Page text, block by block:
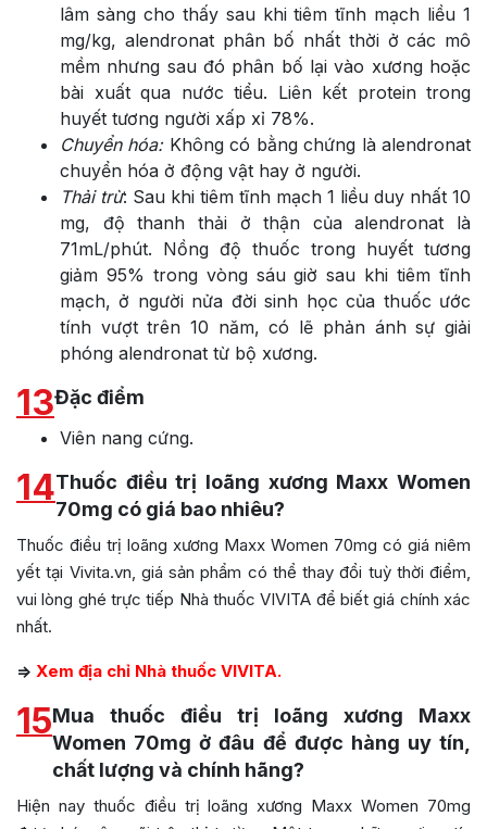
lâm sàng cho thấy sau khi tiêm tĩnh mạch liều 1
mg/kg, alendronat phân bố nhất thời ở các mô
mềm nhưng sau đó phân bố lại vào xương hoặc
bài xuất qua nước tiểu. Liên kết protein trong
huyết tương người xấp xỉ 78%.
Chuyển hóa:Không có bằng chứng là alendronat
chuyển hóa ở động vật hay ở người.
Thải trừ: Sau khi tiêm tĩnh mạch 1 liều duy nhất 10
mg, độ thanh thải ở thận của alendronat là
71mL/phút. Nồng độ thuốc trong huyết tương
giảm 95% trong vòng sáu giờ sau khi tiêm tĩnh
mạch, ở người nửa đời sinh học của thuốc ước
tính vượt trên 10 năm, có lẽ phản ánh sự giải
phóng alendronat từ bộ xương.
13Đặc điểm
Viên nang cứng.
14Thuốc điều trị loãng xương Maxx Women
70mg có giá bao nhiêu?
Thuốc điều trị loãng xương Maxx Women 70mg có giá niêm
yết tại Vivita.vn, giá sản phẩm có thể thay đổi tuỳ thời điểm,
vui lòng ghé trực tiếp Nhà thuốc VIVITA để biết giá chính xác
nhất.
=> Xem địa chỉ Nhà thuốc VIVITA.
15Mua thuốc điều trị loãng xương Maxx
Women 70mg ở đâu để được hàng uy tín,
chất lượng và chính hãng?
Hiện nay thuốc điều trị loãng xương Maxx Women 70mg